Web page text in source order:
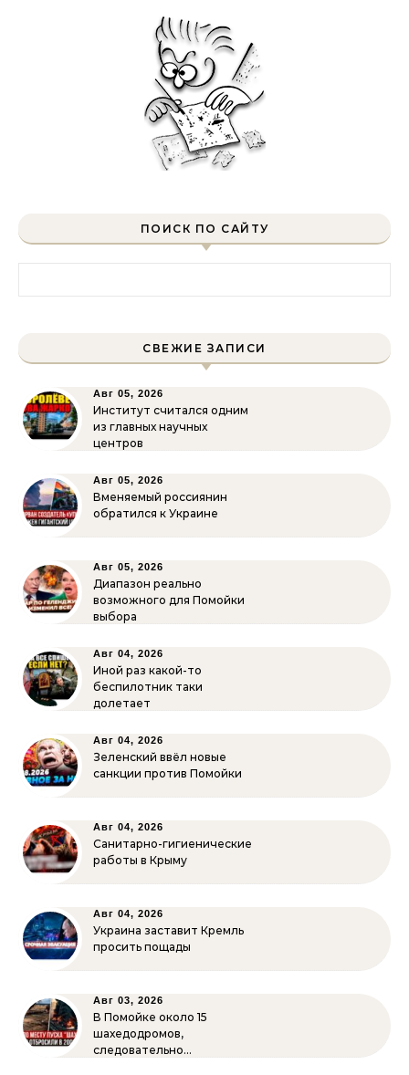
ПОИСК ПО САЙТУ
СВЕЖИЕ ЗАПИСИ
Авг 05, 2026
Институт считался одним
из главных научных
центров
Авг 05, 2026
Вменяемый россиянин
обратился к Украине
Авг 05, 2026
Диапазон реально
возможного для Помойки
выбора
Авг 04, 2026
Иной раз какой-то
беспилотник таки
долетает
Авг 04, 2026
Зеленский ввёл новые
санкции против Помойки
Авг 04, 2026
Санитарно-гигиенические
работы в Крыму
Авг 04, 2026
Украина заставит Кремль
просить пощады
Авг 03, 2026
В Помойке около 15
шахедодромов,
следовательно…